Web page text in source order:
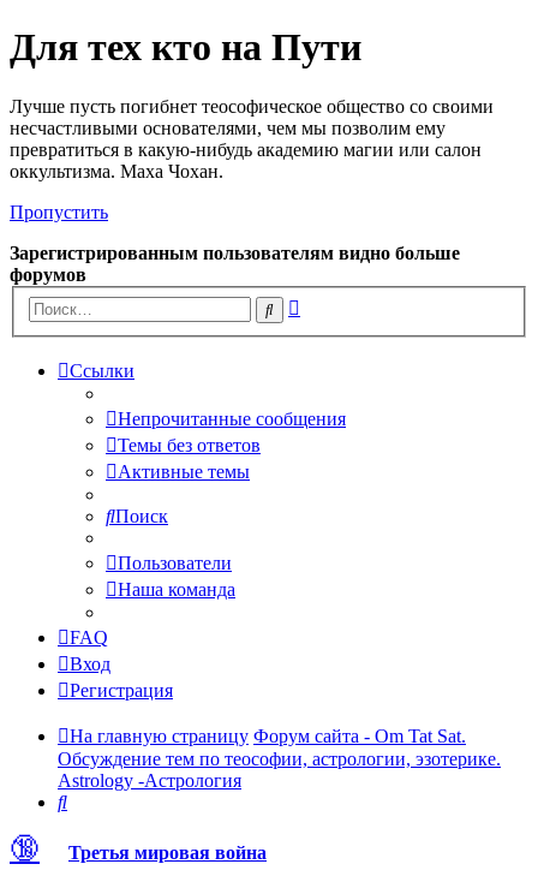
Для тех кто на Пути
Лучше пусть погибнет теософическое общество со своими
несчастливыми основателями, чем мы позволим ему
превратиться в какую-нибудь академию магии или салон
оккультизма. Маха Чохан.
Пропустить
Зарегистрированным пользователям видно больше
форумов
Поиск
Ссылки
Непрочитанные сообщения
Темы без ответов
Активные темы
Поиск
Пользователи
Наша команда
FAQ
Вход
Регистрация
На главную страницу Форум сайта - Om Tat Sat.
Обсуждение тем по теософии, астрологии, эзотерике.
Astrology -Астрология
Поиск
🔞 Третья мировая война